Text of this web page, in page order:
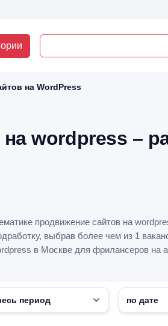
на WordPress
wordpress –
продвижение сайтов на
выбрав более чем из 1
в Москве для фрилансеров на